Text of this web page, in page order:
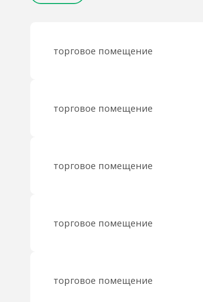
торговое помещение
торговое помещение
торговое помещение
торговое помещение
торговое помещение